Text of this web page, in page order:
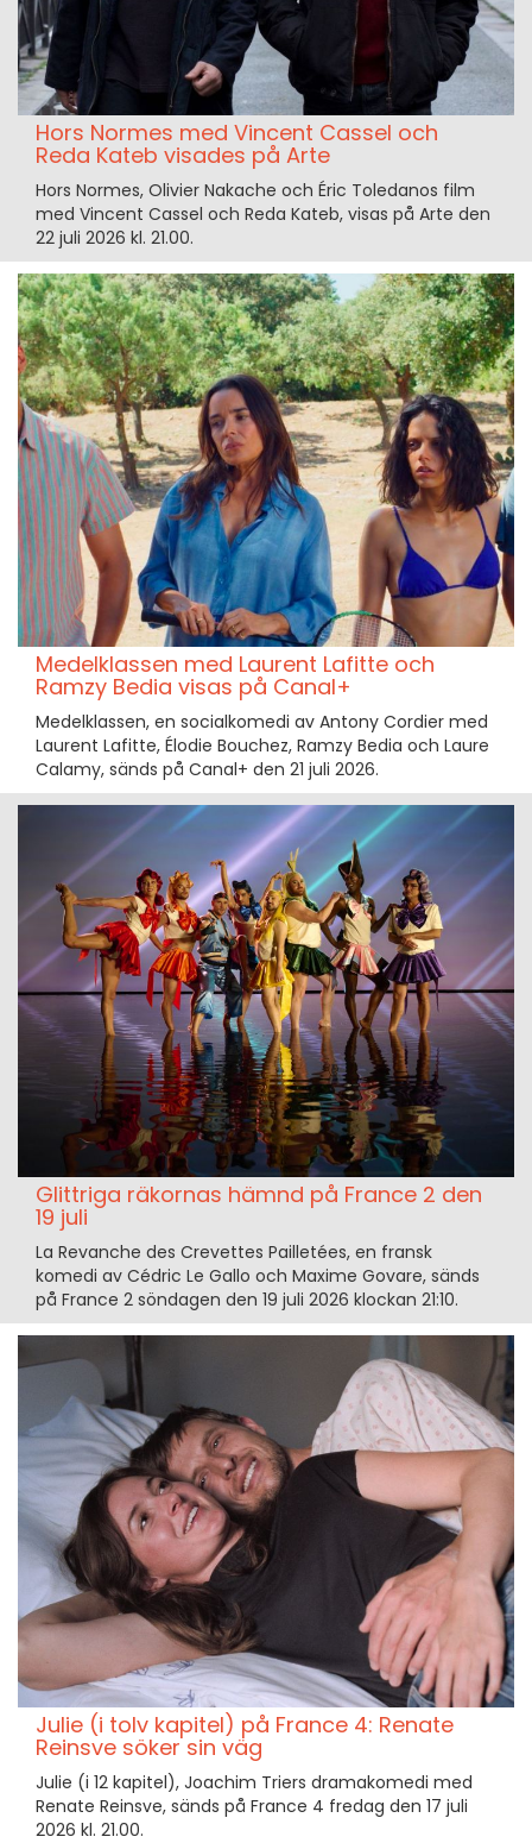
Hors Normes med Vincent Cassel och
Reda Kateb visades på Arte
Hors Normes, Olivier Nakache och Éric Toledanos film
med Vincent Cassel och Reda Kateb, visas på Arte den
22 juli 2026 kl. 21.00.
Medelklassen med Laurent Lafitte och
Ramzy Bedia visas på Canal+
Medelklassen, en socialkomedi av Antony Cordier med
Laurent Lafitte, Élodie Bouchez, Ramzy Bedia och Laure
Calamy, sänds på Canal+ den 21 juli 2026.
Glittriga räkornas hämnd på France 2 den
19 juli
La Revanche des Crevettes Pailletées, en fransk
komedi av Cédric Le Gallo och Maxime Govare, sänds
på France 2 söndagen den 19 juli 2026 klockan 21:10.
Julie (i tolv kapitel) på France 4: Renate
Reinsve söker sin väg
Julie (i 12 kapitel), Joachim Triers dramakomedi med
Renate Reinsve, sänds på France 4 fredag den 17 juli
2026 kl. 21.00.